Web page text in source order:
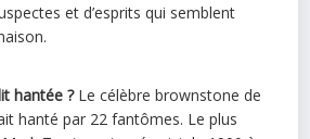
et d’esprits qui semblent
.
hantée ?Le célèbre brownstone de
hanté par 22 fantômes. Le plus